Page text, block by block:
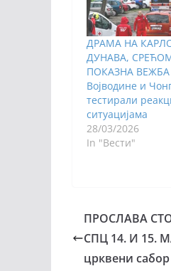
ДРАМА НА
ДУНАВА,
ПОКАЗНА ВЕЖБА
Војводине и
тестирали
ситуацијама
28/03/2026
In "Вести"
ПРОСЛАВА
СПЦ 14. И 15.
црквени сабор